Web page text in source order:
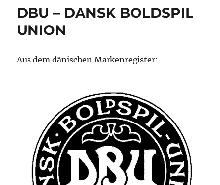
DBU – DANSK BOLDSPIL
UNION
Aus dem dänischen Markenregister: